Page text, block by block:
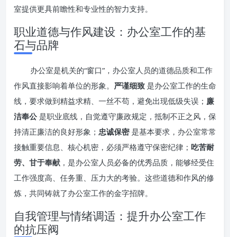
室提供更具前瞻性和专业性的智力支持。
职业道德与作风建设：办公室工作的基
石与品牌
办公室是机关的“窗口”，办公室人员的道德品质和工作
作风直接影响着单位的形象。 严谨细致 是办公室工作的生命
线，要求做到精益求精、一丝不苟，避免出现低级失误； 廉
洁奉公 是职业底线，自觉遵守廉政规定，抵制不正之风，保
持清正廉洁的良好形象； 忠诚保密 是基本要求，办公室常常
接触重要信息、核心机密，必须严格遵守保密纪律； 吃苦耐
劳、甘于奉献 ，是办公室人员必备的优秀品质，能够经受住
工作强度高、任务重、压力大的考验。这些道德和作风的修
炼，共同铸就了办公室工作的金字招牌。
自我管理与情绪调适：提升办公室工作
的抗压阀